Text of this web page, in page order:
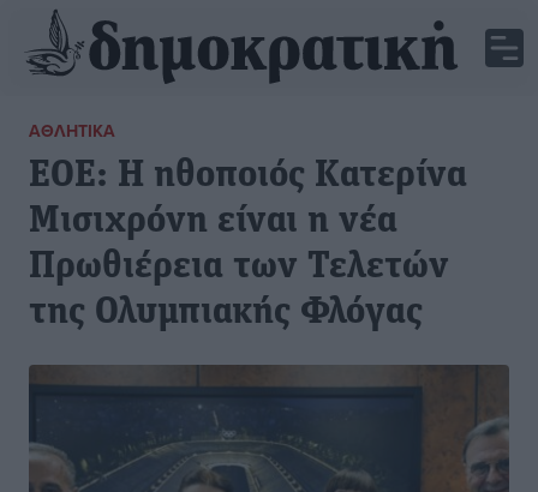
ΑΘΛΗΤΙΚΆ
ΕΟΕ: H ηθοποιός Κατερίνα
Μισιχρόνη είναι η νέα
Πρωθιέρεια των Τελετών
της Ολυμπιακής Φλόγας